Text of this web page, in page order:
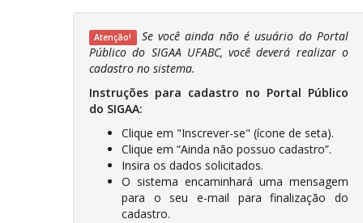
Atenção! Se você ainda não é usuário do Portal
Público do SIGAA UFABC, você deverá realizar o
cadastro no sistema.
Instruções para cadastro no Portal Público
do SIGAA:
Clique em "Inscrever-se" (ícone de seta).
Clique em “Ainda não possuo cadastro”.
Insira os dados solicitados.
O sistema encaminhará uma mensagem
para o seu e-mail para finalização do
cadastro.